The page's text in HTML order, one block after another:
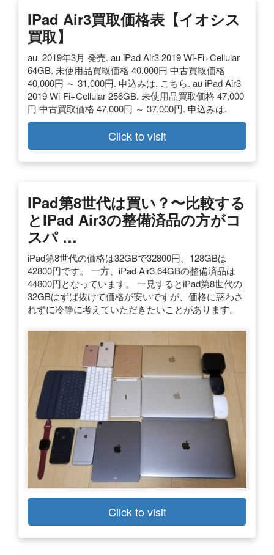
IPad Air3買取価格表【イオシス
買取】
au. 2019年3月 発売. au iPad Air3 2019 Wi-Fi+Cellular
64GB. 未使用品買取価格 40,000円 中古買取価格
40,000円 ～ 31,000円. 申込みは. こちら. au iPad Air3
2019 Wi-Fi+Cellular 256GB. 未使用品買取価格 47,000
円 中古買取価格 47,000円 ～ 37,000円. 申込みは.
Click to visit
IPad第8世代は買い？〜比較する
とiPad Air3の整備済品の方がコ
スパ …
iPad第8世代の価格は32GBで32800円、128GBは
42800円です。 一方、iPad Air3 64GBの整備済品は
44800円となっています。 一見するとiPad第8世代の
32GBはずば抜けて価格が安いですが、価格に惑わさ
れずに冷静に考えていただきたいことがあります。
Click to visit